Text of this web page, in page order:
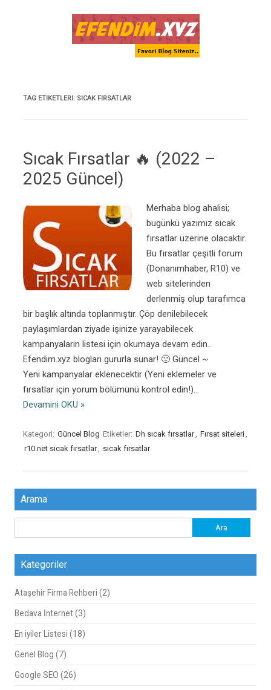
TAG ETIKETLERI: SICAK FIRSATLAR
Sıcak Fırsatlar 🔥 (2022 –
2025 Güncel)
Merhaba blog ahalisi;
bugünkü yazımız sıcak
fırsatlar üzerine olacaktır.
Bu fırsatlar çeşitli forum
(Donanımhaber, R10) ve
web sitelerinden
derlenmiş olup tarafımca
bir başlık altında toplanmıştır. Çöp denilebilecek
paylaşımlardan ziyade işinize yarayabilecek
kampanyaların listesi için okumaya devam edin..
Efendim.xyz blogları gururla sunar! 🙂 Güncel ~
Yeni kampanyalar eklenecektir (Yeni eklemeler ve
fırsatlar için yorum bölümünü kontrol edin!)…
Devamini OKU »
Kategori: Güncel Blog Etiketler: Dh sıcak fırsatlar, Fırsat siteleri,
r10.net sıcak fırsatlar, sıcak fırsatlar
Arama
Kategoriler
Ataşehir Firma Rehberi (2)
Bedava İnternet(3)
En iyiler Listesi (18)
Genel Blog (7)
Google SEO (26)